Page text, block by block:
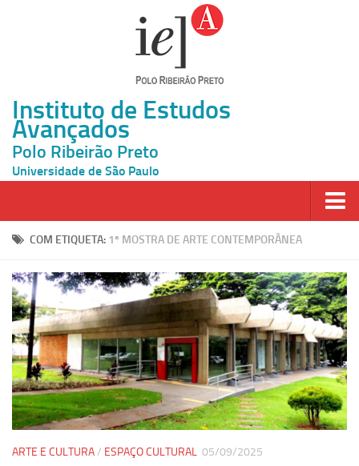
Instituto de Estudos
Avançados
Polo Ribeirão Preto
Universidade de São Paulo
Página Inicial
Inscrição
Atividades
Cátedras
Pesquisa
Grupos de Estudo
COM ETIQUETA: 1ª MOSTRA DE ARTE CONTEMPORÂNEA
ARTE E CULTURA/ ESPAÇO CULTURAL 05/09/2025